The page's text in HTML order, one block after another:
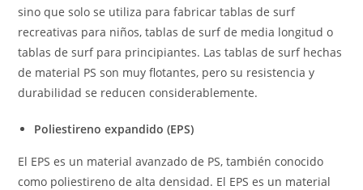
sino que solo se utiliza para fabricar tablas de surf
recreativas para niños, tablas de surf de media longitud o
tablas de surf para principiantes. Las tablas de surf hechas
de material PS son muy flotantes, pero su resistencia y
durabilidad se reducen considerablemente.
Poliestireno expandido (EPS)
El EPS es un material avanzado de PS, también conocido
como poliestireno de alta densidad. El EPS es un material